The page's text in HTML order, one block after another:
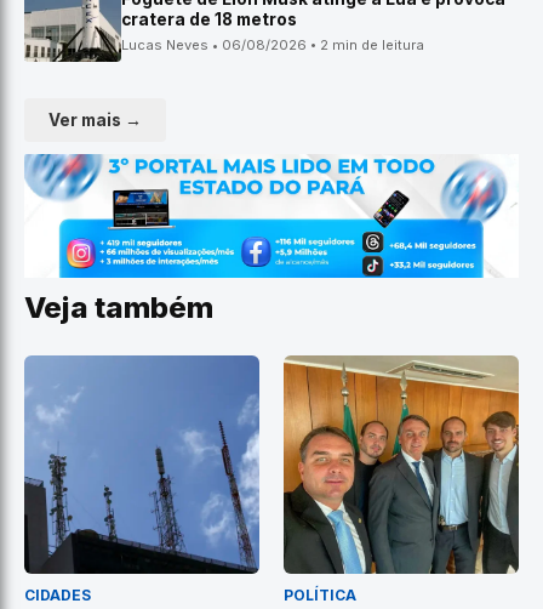
cratera de 18 metros
Lucas Neves • 06/08/2026 • 2 min de leitura
Ver mais →
Veja também
CIDADES POLÍTICA